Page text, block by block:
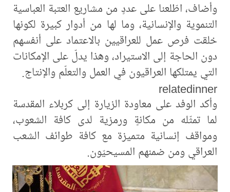
وأضاف، اطّلعنا على عددٍ من مشاريع العتبة العباسية
التنموية والإنسانية، وما لها من أدوار كبيرة لكونها
خلقت فرص عمل للعراقيين بالاعتماد على أنفسهم
دون الحاجة إلى الاستيراد، وهذا يدلّ على الإمكانات
التي يمتلكها العراقيون في العمل والتعلّم والإنتاج.
relatedinner
وأكد الوفد على معاودة الزيارة إلى كربلاء المقدسة
لما تمثّله من مكانةٍ ورمزية لدى كافة الشعوب،
ومواقف إنسانية متميزة مع كافة طوائف الشعب
العراقي ومن ضمنهم المسيحيّون.